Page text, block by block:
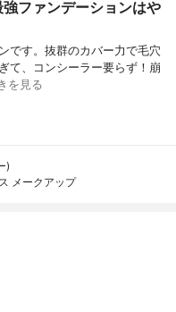
ファンデーションはや
です。抜群のカバー力で毛穴
て、コンシーラー要らず！崩
を見る
)
メークアップ